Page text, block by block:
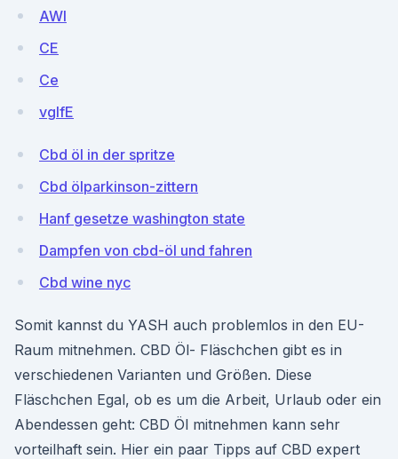
AWI
CE
Ce
vglfE
Cbd öl in der spritze
Cbd ölparkinson-zittern
Hanf gesetze washington state
Dampfen von cbd-öl und fahren
Cbd wine nyc
Somit kannst du YASH auch problemlos in den EU-
Raum mitnehmen. CBD Öl- Fläschchen gibt es in
verschiedenen Varianten und Größen. Diese
Fläschchen Egal, ob es um die Arbeit, Urlaub oder ein
Abendessen geht: CBD Öl mitnehmen kann sehr
vorteilhaft sein. Hier ein paar Tipps auf CBD expert